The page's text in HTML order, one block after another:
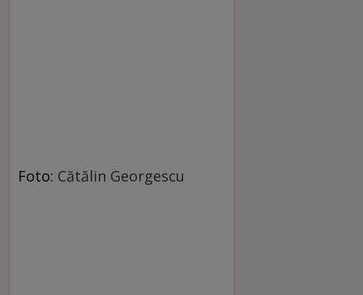
Foto: Cătălin Georgescu